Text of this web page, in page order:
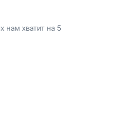
нам хватит на 5